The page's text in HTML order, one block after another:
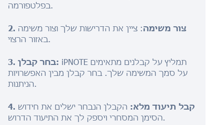
בפלטפורמה.
2. צור משימה: ציין את הדרישות שלך וצור משימה
באזור הרצוי.
3. בחר קבלן: iPNOTE תמליץ על קבלנים מתאימים
על סמך המשימה שלך. בחר קבלן מבין האפשרויות
הניתנות.
4. קבל תיעוד מלא: הקבלן הנבחר ישלים את חידוש
הסימן המסחרי ויספק לך את התיעוד הדרוש.